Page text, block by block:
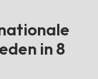
in 8